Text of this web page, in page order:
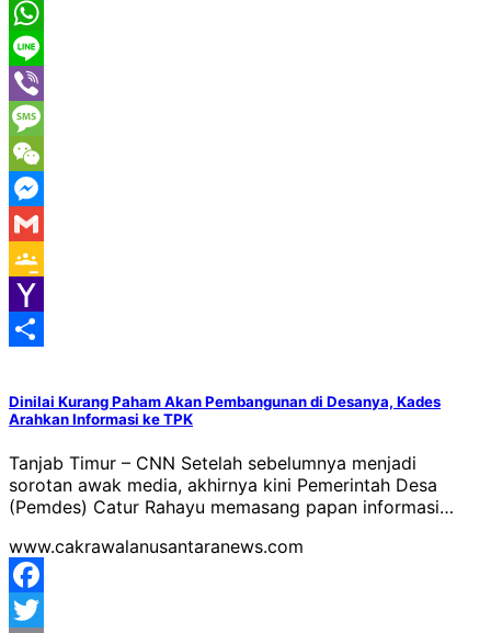
Pinterest
WhatsApp
Line
Viber
Message
WeChat
Messenger
Gmail
Google
Classroom
Yahoo
Dinilai Kurang Paham Akan Pembangunan di Desanya, Kades
Arahkan Informasi ke TPK
Tanjab Timur – CNN Setelah sebelumnya menjadi
sorotan awak media, akhirnya kini Pemerintah Desa
(Pemdes) Catur Rahayu memasang papan informasi…
www.cakrawalanusantaranews.com
Facebook